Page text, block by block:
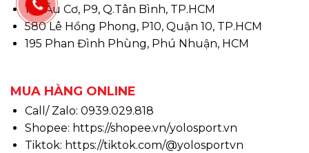
146 Âu Cơ, P9, Q.Tân Bình, TP.HCM
580 Lê Hồng Phong, P10, Quận 10, TP.HCM
195 Phan Đình Phùng, Phú Nhuận, HCM
MUA HÀNG ONLINE
Call/ Zalo: 0939.029.818
Shopee: https://shopee.vn/yolosport.vn
Tiktok: https://tiktok.com/@yolosportvn